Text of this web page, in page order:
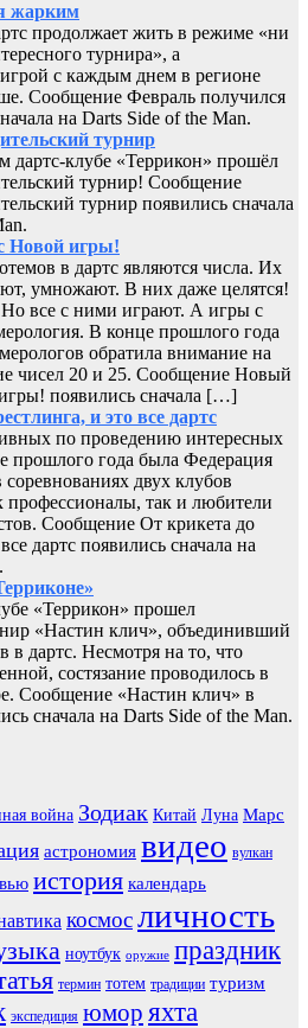
жарким
продолжает жить в режиме «ни
турнира», а
с каждым днем в регионе
Сообщение Февраль получился
на Darts Side of the Man.
турнир
дартс-клубе «Террикон» прошёл
турнир! Сообщение
турнир появились сначала
Новой игры!
в дартс являются числа. Их
умножают. В них даже целятся!
все с ними играют. А игры с
В конце прошлого года
обратила внимание на
чисел 20 и 25. Сообщение Новый
появились сначала […]
и это все дартс
по проведению интересных
прошлого года была Федерация
двух клубов
профессионалы, так и любители
Сообщение От крикета до
дартс появились сначала на
«Террикон» прошел
«Настин клич», объединивший
в дартс. Несмотря на то, что
состязание проводилось в
Сообщение «Настин клич» в
сначала на Darts Side of the Man.
война Зодиак Китай Луна Марс
астрономия видео вулкан
история календарь
космосличность
ноутбук оружие праздник
термин тотем традиции туризм
экспедиция юмор яхта